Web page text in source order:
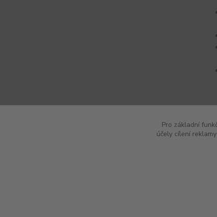
Pro základní
účely cílení